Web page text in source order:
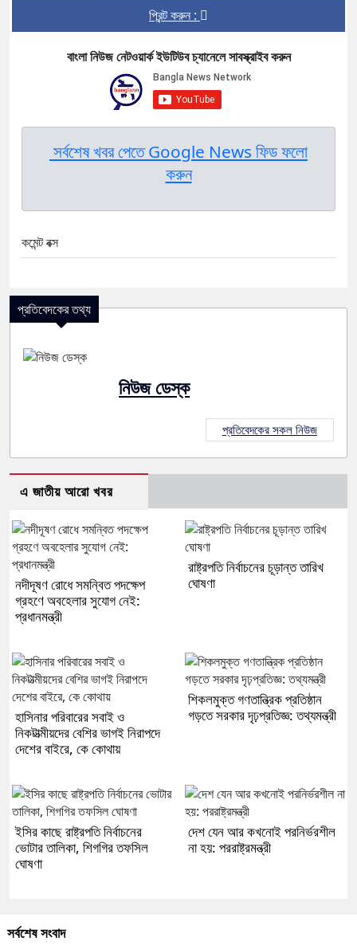
প্রিন্ট করুন :
বাংলা নিউজ নেটওয়ার্ক ইউটিউব চ্যানেলে সাবস্ক্রাইব করুন
সর্বশেষ খবর পেতে Google News ফিড ফলো
করুন
কমেন্ট বক্স
প্রতিবেদকের তথ্য
নিউজ ডেস্ক
প্রতিবেদকের সকল নিউজ
এ জাতীয় আরো খবর
নদীদূষণ রোধে সমন্বিত পদক্ষেপ
গ্রহণে অবহেলার সুযোগ নেই:
প্রধানমন্ত্রী
রাষ্ট্রপতি নির্বাচনের চূড়ান্ত তারিখ
ঘোষণা
হাসিনার পরিবারের সবাই ও
নিকটাত্মীয়দের বেশির ভাগই নিরাপদে
দেশের বাইরে, কে কোথায়
শিকলমুক্ত গণতান্ত্রিক প্রতিষ্ঠান
গড়তে সরকার দৃঢ়প্রতিজ্ঞ: তথ্যমন্ত্রী
ইসির কাছে রাষ্ট্রপতি নির্বাচনের
ভোটার তালিকা, শিগগির তফসিল
ঘোষণা
দেশ যেন আর কখনোই পরনির্ভরশীল
না হয়: পররাষ্ট্রমন্ত্রী
সর্বশেষ সংবাদ